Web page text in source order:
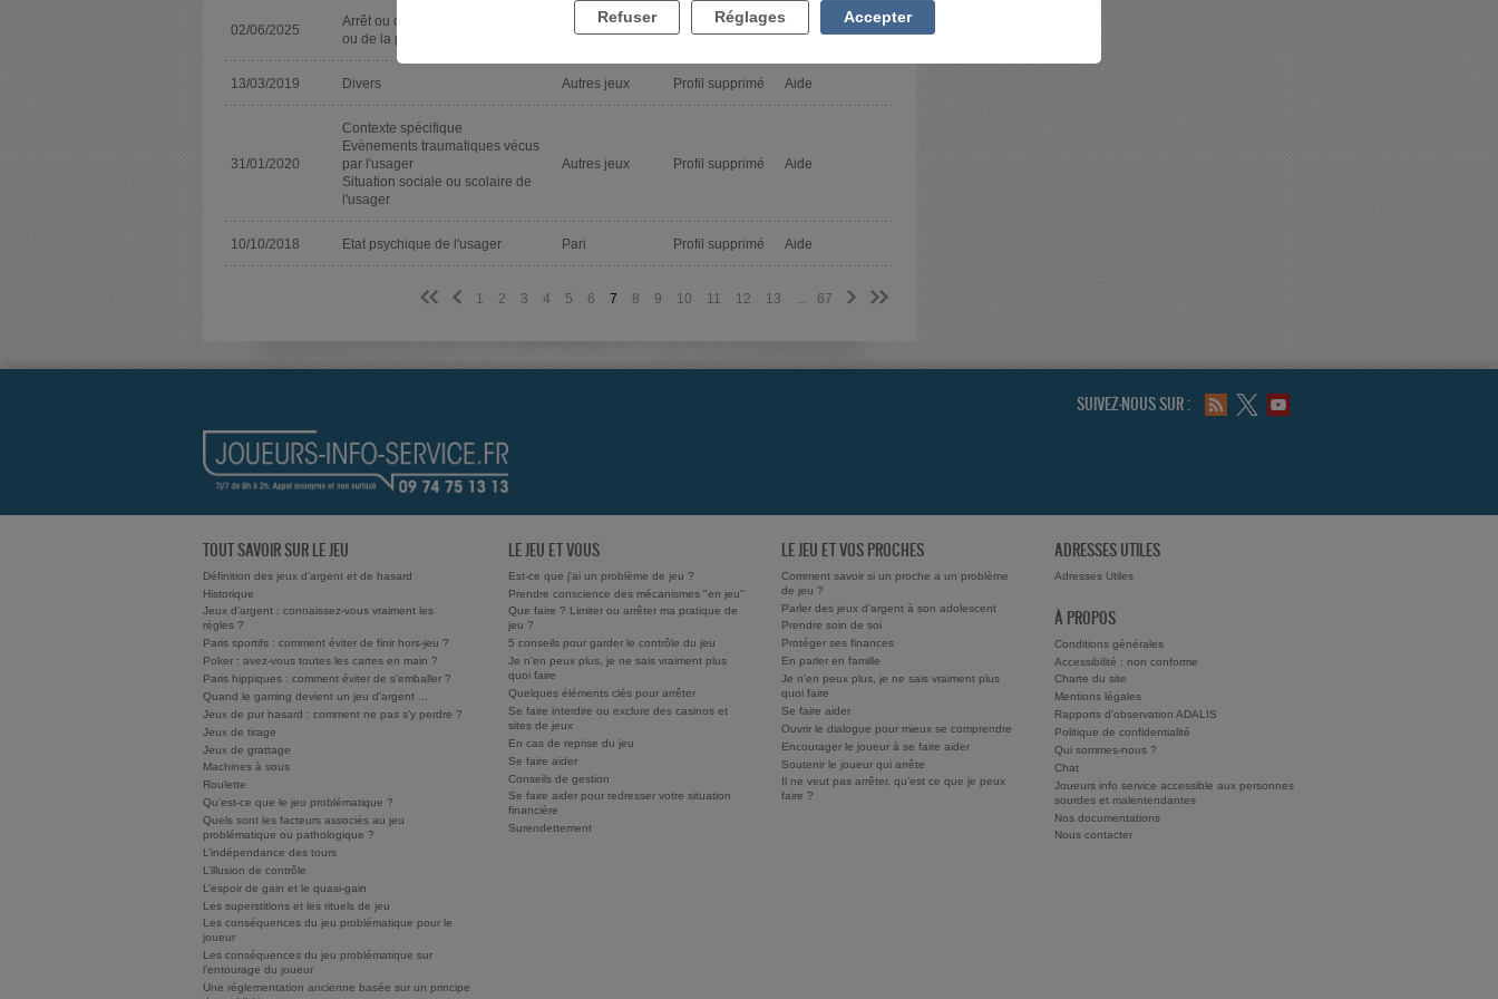
02/06/2025
Arrêt ou diminution de la conso.
ou de la pratique de jeu
Pari Mart92 Aide
13/03/2019 Divers Autres jeux Profil supprimé Aide
31/01/2020
Contexte spécifique
Evènements traumatiques vécus
par l'usager
Situation sociale ou scolaire de
l'usager
Autres jeux Profil supprimé Aide
10/10/2018 Etat psychique de l'usager Pari Profil supprimé Aide
<< < 1 2 3 4 5 6 7 8 9 10 11 12 13 ... 67 > >>
SUIVEZ-NOUS SUR :
TOUT SAVOIR SUR LE JEU
Définition des jeux d’argent et de hasard
Historique
Jeux d'argent : connaissez-vous vraiment les
règles ?
Paris sportifs : comment éviter de finir hors-jeu ?
Poker : avez-vous toutes les cartes en main ?
Paris hippiques : comment éviter de s'emballer ?
Quand le gaming devient un jeu d'argent ...
Jeux de pur hasard : comment ne pas s'y perdre ?
Jeux de tirage
Jeux de grattage
Machines à sous
Roulette
Qu’est-ce que le jeu problématique ?
Quels sont les facteurs associés au jeu
problématique ou pathologique ?
L’indépendance des tours
L’illusion de contrôle
L’espoir de gain et le quasi-gain
Les superstitions et les rituels de jeu
Les conséquences du jeu problématique pour le
joueur
Les conséquences du jeu problématique sur
l’entourage du joueur
Une réglementation ancienne basée sur un principe
LE JEU ET VOUS
Est-ce que j'ai un problème de jeu ?
Prendre conscience des mécanismes "en jeu"
Que faire ? Limiter ou arrêter ma pratique de
jeu ?
5 conseils pour garder le contrôle du jeu
Je n’en peux plus, je ne sais vraiment plus
quoi faire
Quelques éléments clés pour arrêter
Se faire interdire ou exclure des casinos et
sites de jeux
En cas de reprise du jeu
Se faire aider
Conseils de gestion
Se faire aider pour redresser votre situation
financière
Surendettement
LE JEU ET VOS PROCHES
Comment savoir si un proche a un problème
de jeu ?
Parler des jeux d'argent à son adolescent
Prendre soin de soi
Protéger ses finances
En parler en famille
Je n’en peux plus, je ne sais vraiment plus
quoi faire
Se faire aider
Ouvrir le dialogue pour mieux se comprendre
Encourager le joueur à se faire aider
Soutenir le joueur qui arrête
Il ne veut pas arrêter, qu’est ce que je peux
faire ?
ADRESSES UTILES
Adresses Utiles
À PROPOS
Conditions générales
Accessibilité : non conforme
Charte du site
Mentions légales
Rapports d'observation ADALIS
Politique de confidentialité
Qui sommes-nous ?
Chat
Joueurs info service accessible aux personnes
sourdes et malentendantes
Nos documentations
Nous contacter
Refuser Réglages Accepter